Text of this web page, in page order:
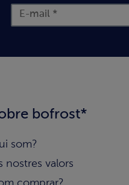
bofrost*
som?
nostres valors